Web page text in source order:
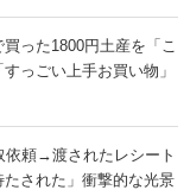
った1800円土産を「こ
っごい上手お買い物」
依頼→渡されたレシート
された」衝撃的な光景